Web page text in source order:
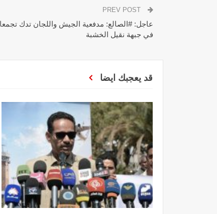
عاجل: #الصالع: مدفعية الجيش واللجان تدك
في جبهة نقيل الخشبة
قد يعجبك ايضا